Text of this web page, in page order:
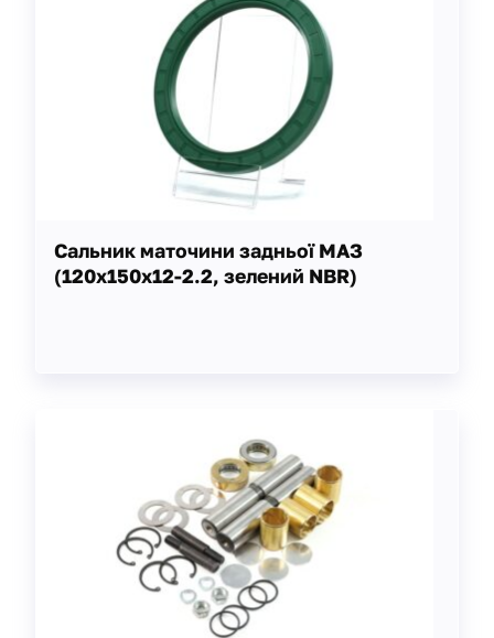
Сальник маточини задньої МАЗ
(120х150х12-2.2, зелений NBR)